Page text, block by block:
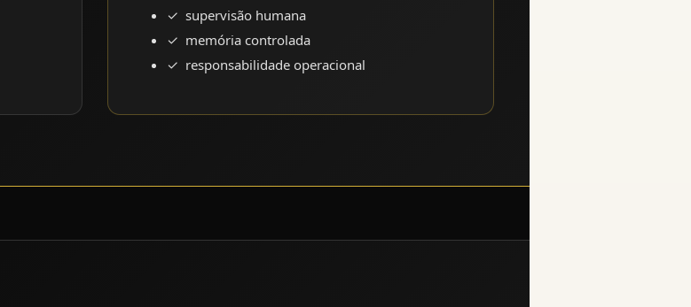
supervisão humana
memória controlada
responsabilidade operacional